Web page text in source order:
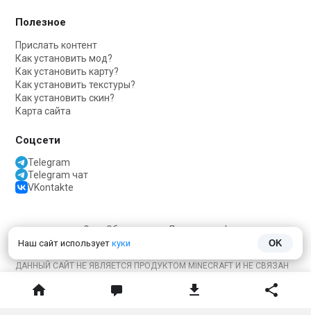
Наш сайт использует куки OK
Полезное
Прислать контент
Как установить мод?
Как установить карту?
Как установить текстуры?
Как установить скин?
Карта сайта
Соцсети
Telegram
Telegram чат
VKontakte
О насОбратная связьПолитика конфиденциальности
ДАННЫЙ САЙТ НЕ ЯВЛЯЕТСЯ ПРОДУКТОМ MINECRAFT И НЕ СВЯЗАН
Minecraft
Mojang Studios и не связан с этим сайтом